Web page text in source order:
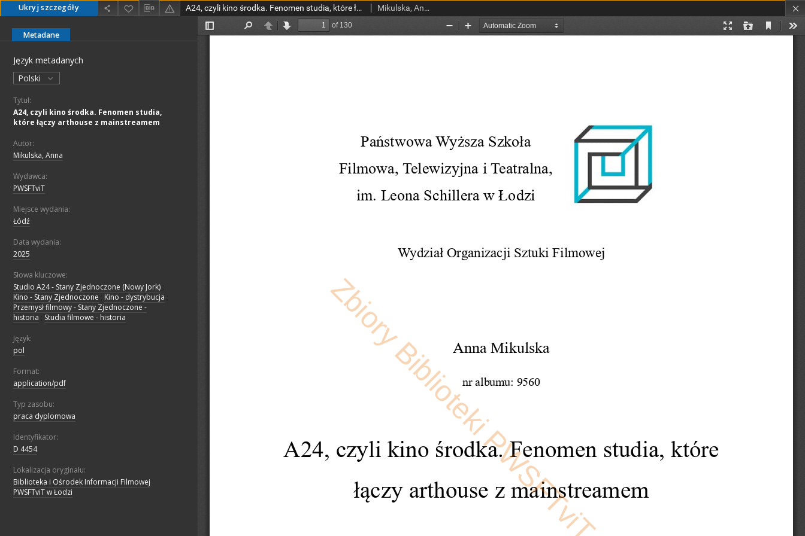
Ukryj szczegóły A24, czyli kino środka. Fenomen studia, które łączy arthouse z mainstreamem Mikulska, Anna
Metadane
Język metadanych
Polski
Tytuł:
A24, czyli kino środka. Fenomen studia,
które łączy arthouse z mainstreamem
Autor:
Mikulska, Anna
Wydawca:
PWSFTviT
Miejsce wydania:
Łódź
Data wydania:
2025
Słowa kluczowe:
Studio A24 - Stany Zjednoczone (Nowy Jork)
Kino - Stany Zjednoczone
Kino - dystrybucja
Przemysł filmowy - Stany Zjednoczone -
historia
Studia filmowe - historia
Język:
pol
Format:
application/pdf
Typ zasobu:
praca dyplomowa
Identyfikator:
D 4454
Lokalizacja oryginału:
Biblioteka i Ośrodek Informacji Filmowej
PWSFTviT w Łodzi